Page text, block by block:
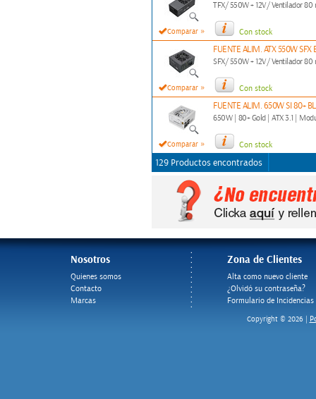
Comparar »
TFX/ 550W + 12V/ Ventilador 80
Con stock
Comparar »
FUENTE ALIM. ATX 550W SFX
SFX/ 550W + 12V/ Ventilador 80
Con stock
Comparar »
FUENTE ALIM. 650W SI 80+
650W | 80+ Gold | ATX 3.1 |
Con stock
129 Productos encontrados
Nosotros
Quienes somos
Contacto
Marcas
Zona de Clientes
Alta como nuevo cliente
¿Olvidó su contraseña?
Formulario de Incidencias
Copyright © 2026 |